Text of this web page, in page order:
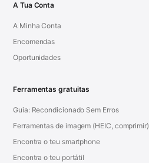
A Tua Conta
A Minha Conta
Encomendas
Oportunidades
Ferramentas gratuitas
Guia: Recondicionado Sem Erros
Ferramentas de imagem (HEIC, comprimir)
Encontra o teu smartphone
Encontra o teu portátil